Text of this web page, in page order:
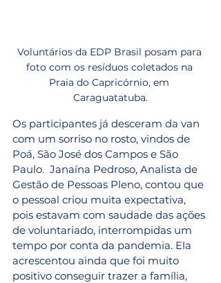
Voluntários da EDP Brasil posam para
foto com os resíduos coletados na
Praia do Capricórnio, em
Caraguatatuba.
Os participantes já desceram da van
com um sorriso no rosto, vindos de
Poá, São José dos Campos e São
Paulo.  Janaína Pedroso, Analista de
Gestão de Pessoas Pleno, contou que
o pessoal criou muita expectativa,
pois estavam com saudade das ações
de voluntariado, interrompidas um
tempo por conta da pandemia. Ela
acrescentou ainda que foi muito
positivo conseguir trazer a família,